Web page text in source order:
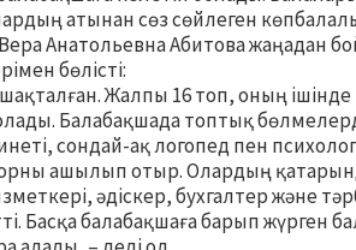
атынан сөз сөйлеген
Анатольевна Абитова жаңадан
бөлісті:
Жалпы 16 топ, оның ішінде
Балабақшада топтық
сондай-ақ логопед пен
орны ашылып отыр. Олардың
әдіскер, бухгалтер және
Басқа балабақшаға барып жүрген